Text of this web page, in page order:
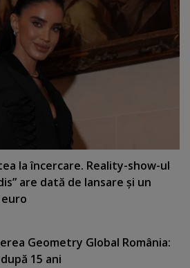
la încercare. Reality-show-ul
are dată de lansare şi un
Geometry Global România:
15 ani